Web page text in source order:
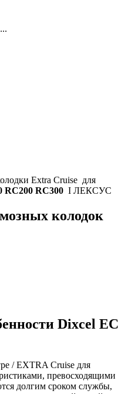
Extra Cruise для
RC200 RC300 I ЛЕКСУС
колодок
Dixcel EC
/ EXTRA Cruise для
превосходящими
долгим сроком службы,